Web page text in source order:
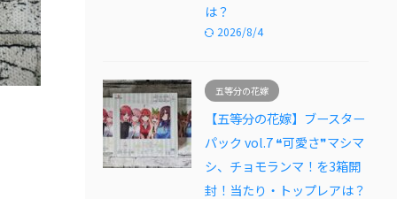
は？
2026/8/4
五等分の花嫁
【五等分の花嫁】ブースター
パック vol.7 ❝可愛さ❞マシマ
シ、チョモランマ！を3箱開
封！当たり・トップレアは？